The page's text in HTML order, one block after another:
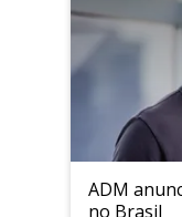
ADM
no Brasil